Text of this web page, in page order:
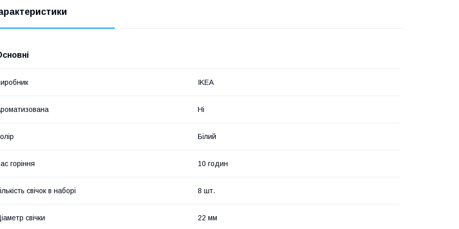
IKEA
Ні
Білий
горіння 10 годин
свічок в наборі 8 шт.
свічки 22 мм